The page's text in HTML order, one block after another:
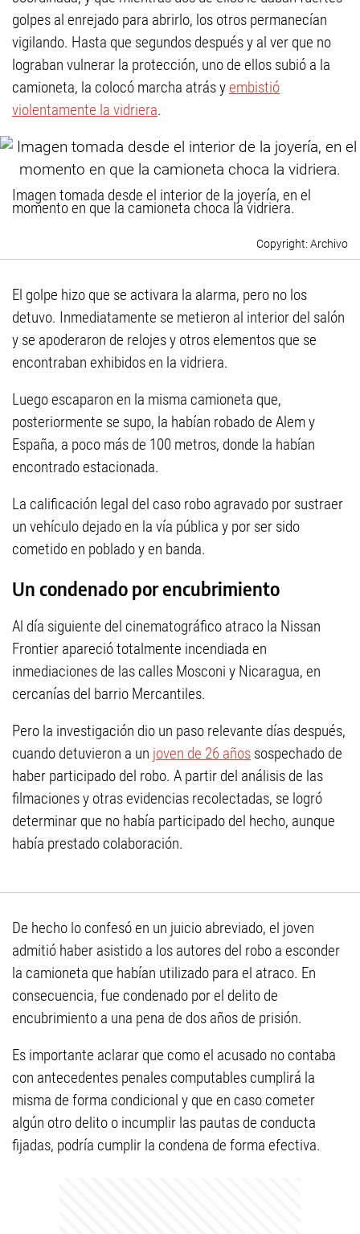
golpes al enrejado para abrirlo, los otros permanecían
vigilando. Hasta que segundos después y al ver que no
lograban vulnerar la protección, uno de ellos subió a la
camioneta, la colocó marcha atrás y embistió
violentamente la vidriera.
Imagen tomada desde el interior de la joyería, en el
momento en que la camioneta choca la vidriera.
Archivo
El golpe hizo que se activara la alarma, pero no los
detuvo. Inmediatamente se metieron al interior del salón
y se apoderaron de relojes y otros elementos que se
encontraban exhibidos en la vidriera.
Luego escaparon en la misma camioneta que,
posteriormente se supo, la habían robado de Alem y
España, a poco más de 100 metros, donde la habían
encontrado estacionada.
La calificación legal del caso robo agravado por sustraer
un vehículo dejado en la vía pública y por ser sido
cometido en poblado y en banda.
Un condenado por encubrimiento
Al día siguiente del cinematográfico atraco la Nissan
Frontier apareció totalmente incendiada en
inmediaciones de las calles Mosconi y Nicaragua, en
cercanías del barrio Mercantiles.
Pero la investigación dio un paso relevante días después,
cuando detuvieron a un joven de 26 años sospechado de
haber participado del robo. A partir del análisis de las
filmaciones y otras evidencias recolectadas, se logró
determinar que no había participado del hecho, aunque
había prestado colaboración.
De hecho lo confesó en un juicio abreviado, el joven
admitió haber asistido a los autores del robo a esconder
la camioneta que habían utilizado para el atraco. En
consecuencia, fue condenado por el delito de
encubrimiento a una pena de dos años de prisión.
Es importante aclarar que como el acusado no contaba
con antecedentes penales computables cumplirá la
misma de forma condicional y que en caso cometer
algún otro delito o incumplir las pautas de conducta
fijadas, podría cumplir la condena de forma efectiva.